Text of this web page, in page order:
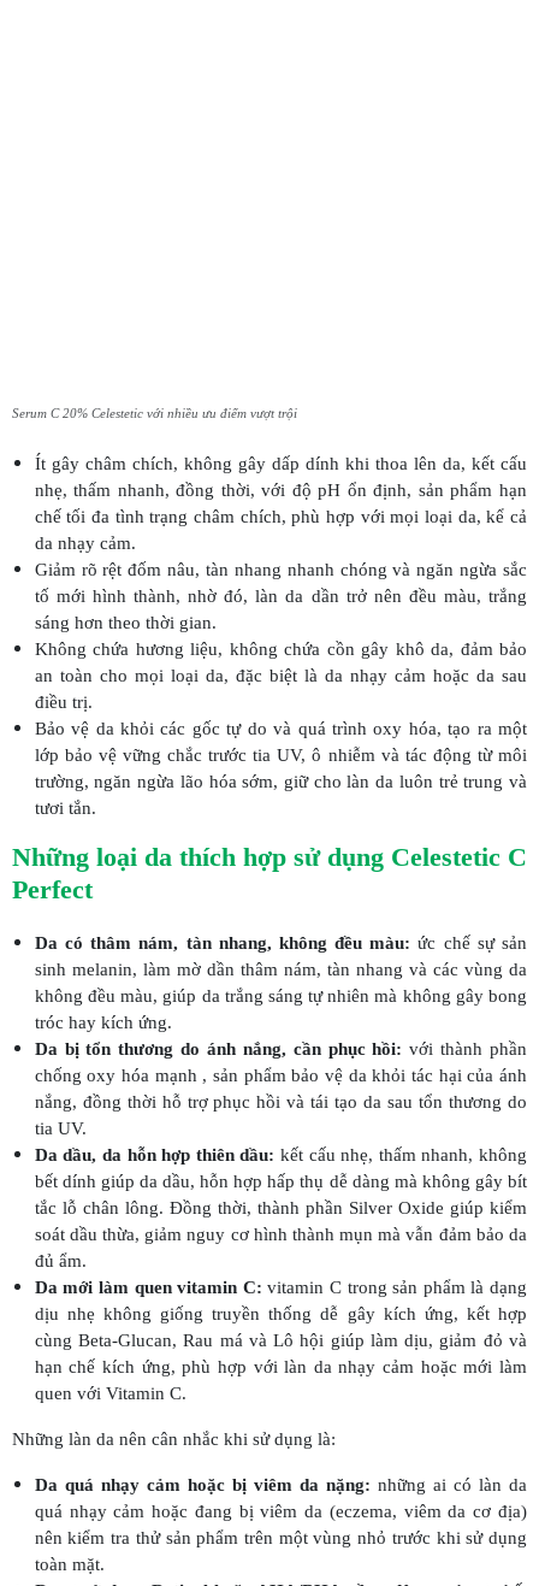
Serum C 20% Celestetic với nhiều ưu điểm vượt trội
Ít gây châm chích, không gây dấp dính khi thoa lên da, kết cấu
nhẹ, thấm nhanh, đồng thời, với độ pH ổn định, sản phẩm hạn
chế tối đa tình trạng châm chích, phù hợp với mọi loại da, kể cả
da nhạy cảm.
Giảm rõ rệt đốm nâu, tàn nhang nhanh chóng và ngăn ngừa sắc
tố mới hình thành, nhờ đó, làn da dần trở nên đều màu, trắng
sáng hơn theo thời gian.
Không chứa hương liệu, không chứa cồn gây khô da, đảm bảo
an toàn cho mọi loại da, đặc biệt là da nhạy cảm hoặc da sau
điều trị.
Bảo vệ da khỏi các gốc tự do và quá trình oxy hóa, tạo ra một
lớp bảo vệ vững chắc trước tia UV, ô nhiễm và tác động từ môi
trường, ngăn ngừa lão hóa sớm, giữ cho làn da luôn trẻ trung và
tươi tắn.
Những loại da thích hợp sử dụng Celestetic C
Perfect
Da có thâm nám, tàn nhang, không đều màu: ức chế sự sản
sinh melanin, làm mờ dần thâm nám, tàn nhang và các vùng da
không đều màu, giúp da trắng sáng tự nhiên mà không gây bong
tróc hay kích ứng.
Da bị tổn thương do ánh nắng, cần phục hồi: với thành phần
chống oxy hóa mạnh , sản phẩm bảo vệ da khỏi tác hại của ánh
nắng, đồng thời hỗ trợ phục hồi và tái tạo da sau tổn thương do
tia UV.
Da dầu, da hỗn hợp thiên dầu: kết cấu nhẹ, thấm nhanh, không
bết dính giúp da dầu, hỗn hợp hấp thụ dễ dàng mà không gây bít
tắc lỗ chân lông. Đồng thời, thành phần Silver Oxide giúp kiểm
soát dầu thừa, giảm nguy cơ hình thành mụn mà vẫn đảm bảo da
đủ ẩm.
Da mới làm quen vitamin C:vitamin C trong sản phẩm là dạng
dịu nhẹ không giống truyền thống dễ gây kích ứng, kết hợp
cùng Beta-Glucan, Rau má và Lô hội giúp làm dịu, giảm đỏ và
hạn chế kích ứng, phù hợp với làn da nhạy cảm hoặc mới làm
quen với Vitamin C.
Những làn da nên cân nhắc khi sử dụng là:
Da quá nhạy cảm hoặc bị viêm da nặng: những ai có làn da
quá nhạy cảm hoặc đang bị viêm da (eczema, viêm da cơ địa)
nên kiểm tra thử sản phẩm trên một vùng nhỏ trước khi sử dụng
toàn mặt.